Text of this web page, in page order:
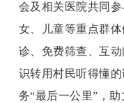
会及相关医院共同
女、儿童等重点群
诊、免费筛查、互
识转用村民听得懂
务“最后一公里”，助